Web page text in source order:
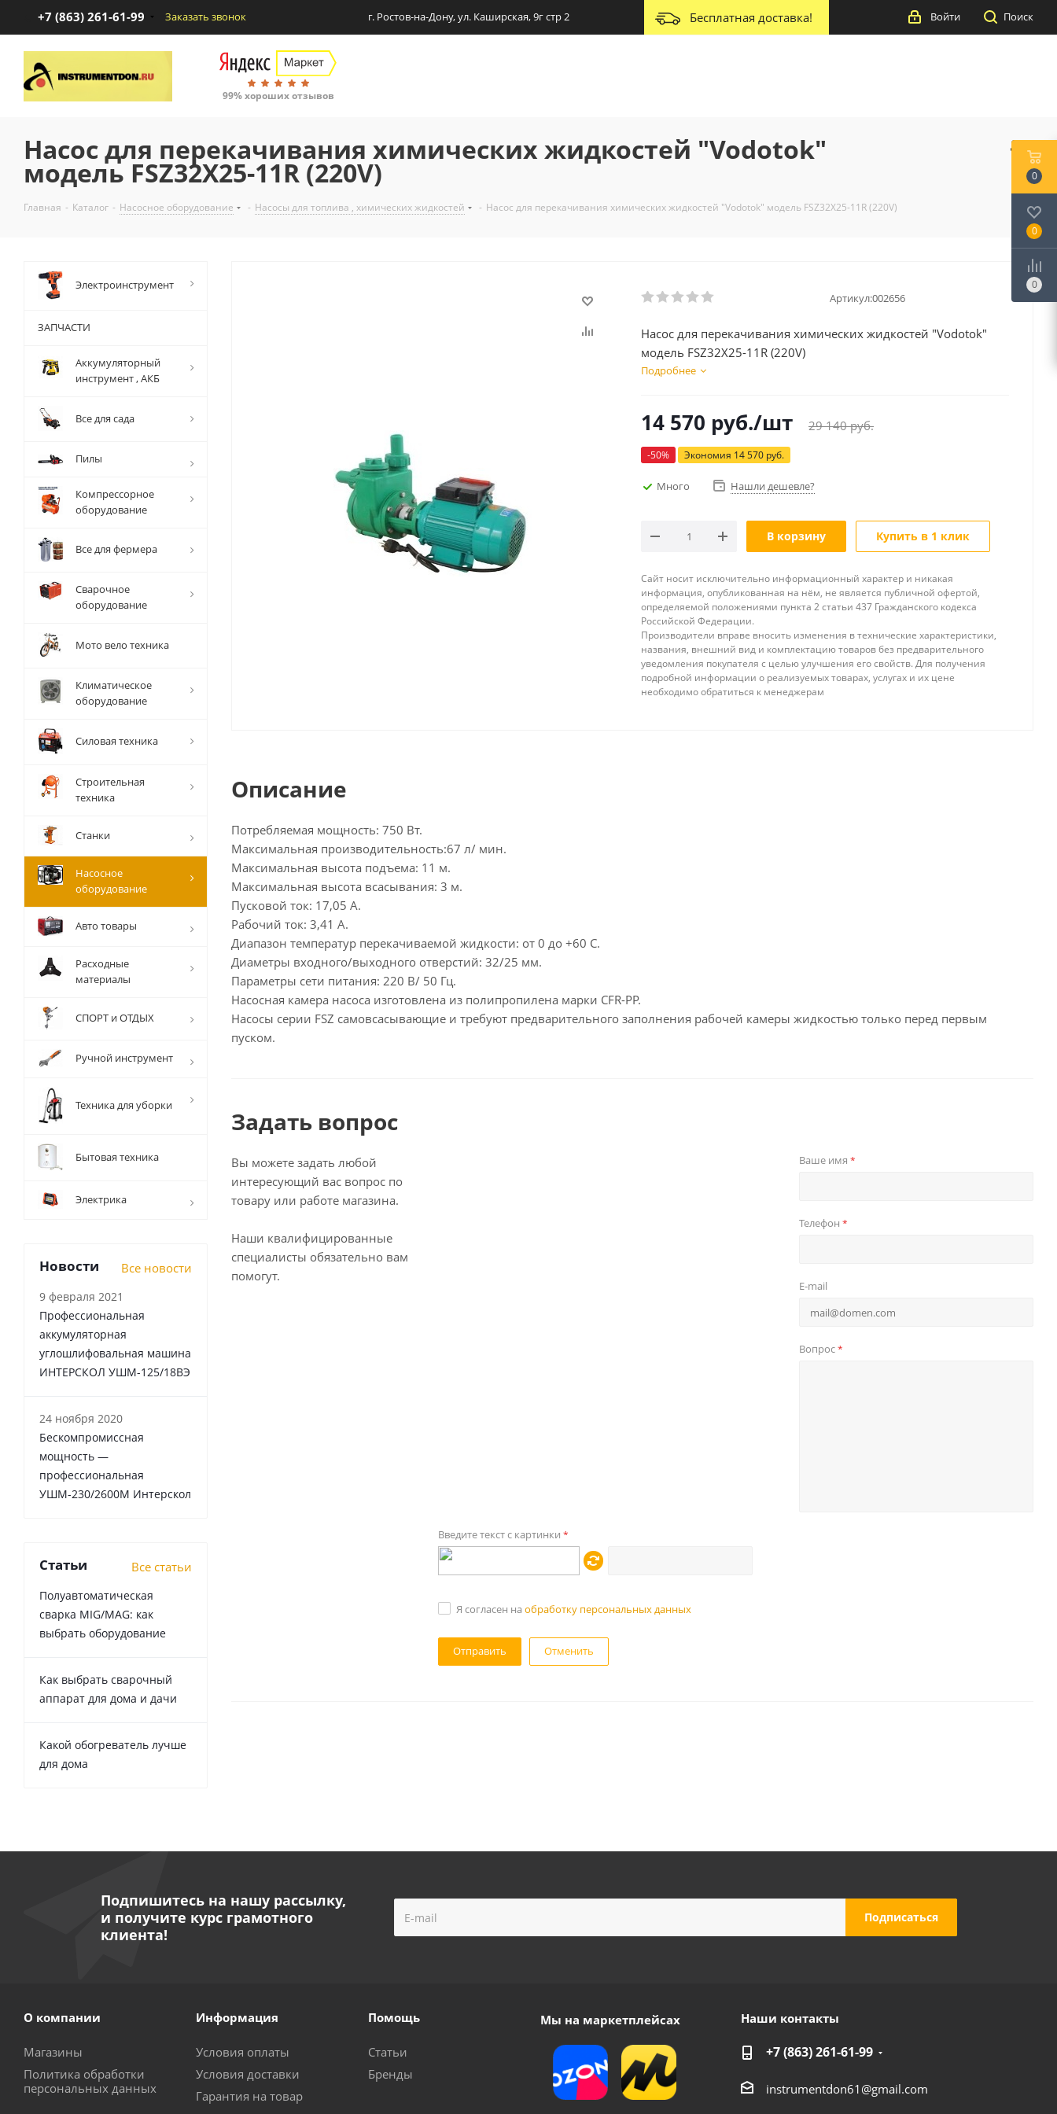
+7 (863) 261-61-99 Заказать звонок г. Ростов-на-Дону, ул. Каширская, 9г стр 2 Бесплатная доставка! Поиск
Войти
99% хороших отзывов
Насос для перекачивания химических жидкостей "Vodotok"
модель FSZ32X25-11R (220V)
Главная - Каталог - Насосное оборудование - Насосы для топлива , химических жидкостей - Насос для перекачивания химических жидкостей "Vodotok" модель FSZ32X25-11R (220V)
Артикул:002656
Насос для перекачивания химических жидкостей "Vodotok"
модель FSZ32X25-11R (220V)
Подробнее
14 570 руб./шт 29 140руб.
-50% Экономия 14 570 руб.
Много Нашли дешевле?
В корзину Купить в 1 клик
Сайт носит исключительно информационный характер и никакая
информация, опубликованная на нём, не является публичной офертой,
определяемой положениями пункта 2 статьи 437 Гражданского кодекса
Российской Федерации.
Производители вправе вносить изменения в технические характеристики,
названия, внешний вид и комплектацию товаров без предварительного
уведомления покупателя с целью улучшения его свойств. Для получения
подробной информации о реализуемых товарах, услугах и их цене
необходимо обратиться к менеджерам
Описание
Потребляемая мощность: 750 Вт.
Максимальная производительность:67 л/ мин.
Максимальная высота подъема: 11 м.
Максимальная высота всасывания: 3 м.
Пусковой ток: 17,05 А.
Рабочий ток: 3,41 А.
Диапазон температур перекачиваемой жидкости: от 0 до +60 С.
Диаметры входного/выходного отверстий: 32/25 мм.
Параметры сети питания: 220 В/ 50 Гц.
Насосная камера насоса изготовлена из полипропилена марки CFR-PP.
Насосы серии FSZ самовсасывающие и требуют предварительного заполнения рабочей камеры жидкостью только перед первым
пуском.
Задать вопрос
Вы можете задать любой
интересующий вас вопрос по
товару или работе магазина.
Наши квалифицированные
специалисты обязательно вам
помогут.
Ваше имя *
Телефон *
E-mail
Вопрос*
Введите текст с картинки *
Я согласен на обработку персональных данных
Отменить
Электроинструмент
ЗАПЧАСТИ
Аккумуляторный
инструмент , АКБ
Все для сада
Пилы
Компрессорное
оборудование
Все для фермера
Сварочное
оборудование
Мото вело техника
Климатическое
оборудование
Силовая техника
Строительная
техника
Станки
Насосное
оборудование
Авто товары
Расходные
материалы
СПОРТ и ОТДЫХ
Ручной инструмент
Техника для уборки
Бытовая техника
Электрика
Новости Все новости
9 февраля 2021
Профессиональная
аккумуляторная
углошлифовальная машина
ИНТЕРСКОЛ УШМ-125/18ВЭ
24 ноября 2020
Бескомпромиссная
мощность —
профессиональная
УШМ-230/2600М Интерскол
Статьи Все статьи
Полуавтоматическая
сварка MIG/MAG: как
выбрать оборудование
Как выбрать сварочный
аппарат для дома и дачи
Какой обогреватель лучше
для дома
Подпишитесь на нашу рассылку,
и получите курс грамотного
клиента!
О компании
Магазины
Политика обработки
персональных данных
Информация
Условия оплаты
Условия доставки
Гарантия на товар
Помощь
Статьи
Бренды
Мы на маркетплейсах Наши контакты
+7 (863) 261-61-99
instrumentdon61@gmail.com
0
0
0